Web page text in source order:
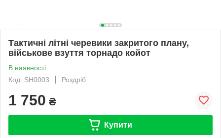
Тактичні літні черевики закритого плану,
військове взуття торнадо койот
В наявності
Код: SH0003
Роздріб
1 750 ₴
Купити